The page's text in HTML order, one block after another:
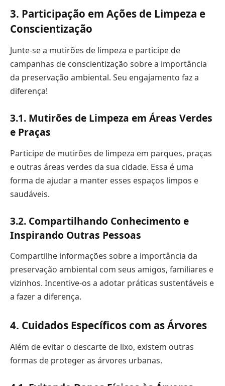
3. Participação em Ações de Limpeza e
Conscientização
Junte-se a mutirões de limpeza e participe de
campanhas de conscientização sobre a importância
da preservação ambiental. Seu engajamento faz a
diferença!
3.1. Mutirões de Limpeza em Áreas Verdes
e Praças
Participe de mutirões de limpeza em parques, praças
e outras áreas verdes da sua cidade. Essa é uma
forma de ajudar a manter esses espaços limpos e
saudáveis.
3.2. Compartilhando Conhecimento e
Inspirando Outras Pessoas
Compartilhe informações sobre a importância da
preservação ambiental com seus amigos, familiares e
vizinhos. Incentive-os a adotar práticas sustentáveis e
a fazer a diferença.
4. Cuidados Específicos com as Árvores
Além de evitar o descarte de lixo, existem outras
formas de proteger as árvores urbanas.